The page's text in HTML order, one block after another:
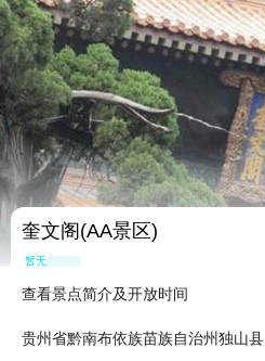
奎文阁(AA景区)
暂无点评
查看景点简介及开放时间
贵州省黔南布依族苗族自治州独山县
